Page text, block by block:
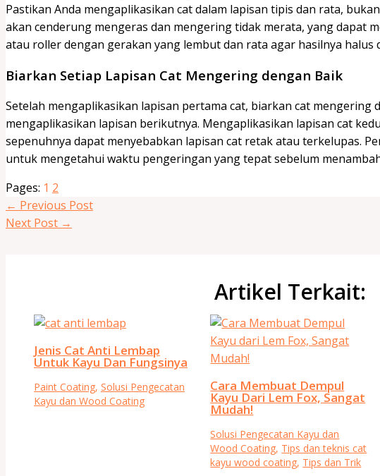
Pastikan Anda mengaplikasikan cat dalam lapisan tipis dan rata,
akan cenderung mengeras dan mengering tidak merata, yang dapat
atau roller dengan gerakan yang lembut dan rata agar hasilnya halus
Biarkan Setiap Lapisan Cat Mengering dengan Baik
Setelah mengaplikasikan lapisan pertama cat, biarkan cat mengering
mengaplikasikan lapisan berikutnya. Mengaplikasikan lapisan cat
sepenuhnya dapat menyebabkan lapisan cat retak atau terkelupas.
untuk mengetahui waktu pengeringan yang tepat sebelum
Pages: 1 2
← Previous Post
Next Post →
Artikel Terkait:
Jenis Cat Anti Lembap
Untuk Kayu Dan Fungsinya
Paint Coating, Solusi Pengecatan
Kayu dan Wood Coating
Cara Membuat Dempul
Kayu Dari Lem Fox, Sangat
Mudah!
Solusi Pengecatan Kayu dan
Wood Coating, Tips dan teknis cat
kayu wood coating, Tips dan Trik